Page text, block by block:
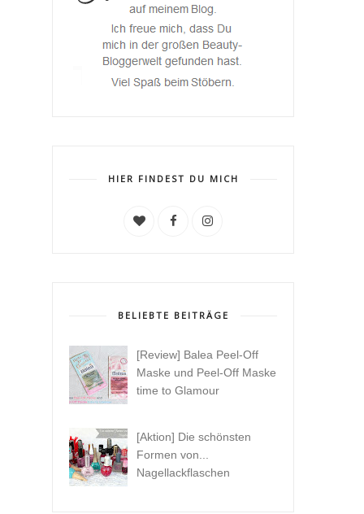
HIER FINDEST DU MICH
BELIEBTE BEITRÄGE
[Review] Balea Peel-Off
Maske und Peel-Off Maske
time to Glamour
[Aktion] Die schönsten
Formen von...
Nagellackflaschen